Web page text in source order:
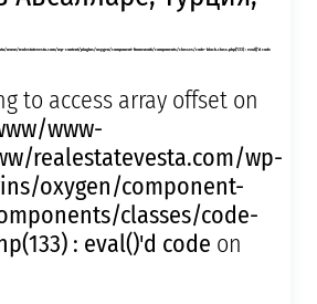
www/realestatevesta.com/wp-content/plugins/oxygen/component-framework/components/classes/code-block.class.php(133) : eval()'d code
to access array offset on
www-
realestatevesta.com/wp-
oxygen/component-
classes/code-
: eval()'d code on